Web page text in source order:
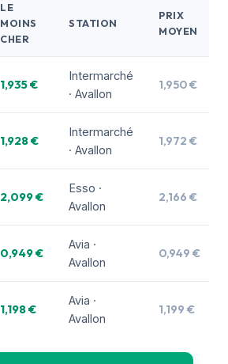
LE
MOINS
CHER
STATION
PRIX
MOYEN
1,935 €
Intermarché
· Avallon
1,950 €
1,928 €
Intermarché
· Avallon
1,972 €
2,099 €
Esso ·
Avallon
2,166 €
0,949 €
Avia ·
Avallon
0,949 €
1,198 €
Avia ·
Avallon
1,199 €